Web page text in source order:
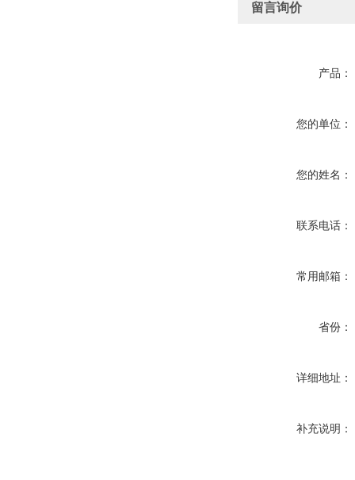
留言询价
产品：
您的单位：
您的姓名：
联系电话：
常用邮箱：
省份：
详细地址：
补充说明：